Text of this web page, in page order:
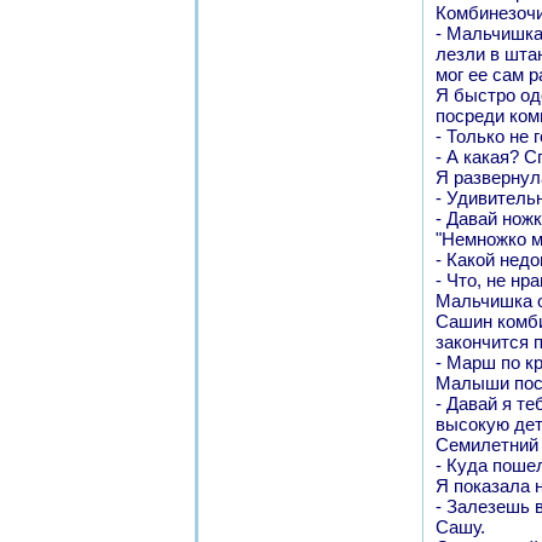
-
лезли в
мог ее сам
Я быстро
посреди
- Только не
- А какая?
Я
-
- Давай
"Немножко
- Какой
- Что, не
Мальчишка
Сашин
закончится
- Марш по
Малыши
- Давай я
высокую
Семилетний
- Куда
Я показала
- Залезешь
Сашу.